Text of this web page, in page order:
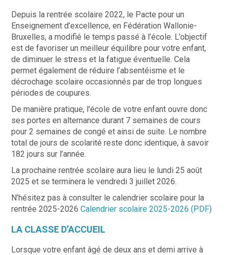
Depuis la rentrée scolaire 2022, le Pacte pour un
Enseignement d’excellence, en Fédération Wallonie-
Bruxelles, a modifié le temps passé à l’école. L’objectif
est de favoriser un meilleur équilibre pour votre enfant,
de diminuer le stress et la fatigue éventuelle. Cela
permet également de réduire l’absentéisme et le
décrochage scolaire occasionnés par de trop longues
périodes de coupures.
De manière pratique, l’école de votre enfant ouvre donc
ses portes en alternance durant 7 semaines de cours
pour 2 semaines de congé et ainsi de suite. Le nombre
total de jours de scolarité reste donc identique, à savoir
182 jours sur l’année.
La prochaine rentrée scolaire aura lieu le lundi 25 août
2025 et se terminera le vendredi 3 juillet 2026.
N’hésitez pas à consulter le calendrier scolaire pour la
rentrée 2025-2026Calendrier scolaire 2025-2026 (PDF)
LA CLASSE D’ACCUEIL
Lorsque votre enfant âgé de deux ans et demi arrive à